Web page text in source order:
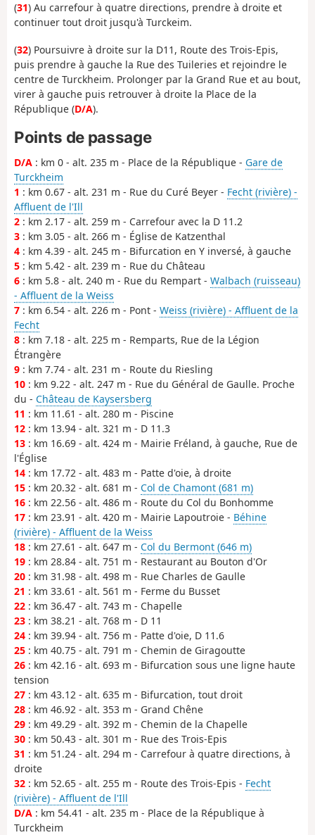
(31) Au carrefour à quatre directions, prendre à droite et
continuer tout droit jusqu'à Turckeim.
(32) Poursuivre à droite sur la D11, Route des Trois-Epis,
puis prendre à gauche la Rue des Tuileries et rejoindre le
centre de Turckheim. Prolonger par la Grand Rue et au bout,
virer à gauche puis retrouver à droite la Place de la
République (D/A).
Points de passage
D/A : km 0 - alt. 235 m - Place de la République - Gare de
Turckheim
1 : km 0.67 - alt. 231 m - Rue du Curé Beyer - Fecht (rivière) -
Affluent de l'Ill
2 : km 2.17 - alt. 259 m - Carrefour avec la D 11.2
3 : km 3.05 - alt. 266 m - Église de Katzenthal
4 : km 4.39 - alt. 245 m - Bifurcation en Y inversé, à gauche
5 : km 5.42 - alt. 239 m - Rue du Château
6 : km 5.8 - alt. 240 m - Rue du Rempart - Walbach (ruisseau)
- Affluent de la Weiss
7 : km 6.54 - alt. 226 m - Pont - Weiss (rivière) - Affluent de la
Fecht
8 : km 7.18 - alt. 225 m - Remparts, Rue de la Légion
Étrangère
9 : km 7.74 - alt. 231 m - Route du Riesling
10 : km 9.22 - alt. 247 m - Rue du Général de Gaulle. Proche
du - Château de Kaysersberg
11 : km 11.61 - alt. 280 m - Piscine
12 : km 13.94 - alt. 321 m - D 11.3
13 : km 16.69 - alt. 424 m - Mairie Fréland, à gauche, Rue de
l'Église
14 : km 17.72 - alt. 483 m - Patte d'oie, à droite
15 : km 20.32 - alt. 681 m - Col de Chamont (681 m)
16 : km 22.56 - alt. 486 m - Route du Col du Bonhomme
17 : km 23.91 - alt. 420 m - Mairie Lapoutroie - Béhine
(rivière) - Affluent de la Weiss
18 : km 27.61 - alt. 647 m - Col du Bermont (646 m)
19 : km 28.84 - alt. 751 m - Restaurant au Bouton d'Or
20 : km 31.98 - alt. 498 m - Rue Charles de Gaulle
21 : km 33.61 - alt. 561 m - Ferme du Busset
22 : km 36.47 - alt. 743 m - Chapelle
23 : km 38.21 - alt. 768 m - D 11
24 : km 39.94 - alt. 756 m - Patte d'oie, D 11.6
25 : km 40.75 - alt. 791 m - Chemin de Giragoutte
26 : km 42.16 - alt. 693 m - Bifurcation sous une ligne haute
tension
27 : km 43.12 - alt. 635 m - Bifurcation, tout droit
28 : km 46.92 - alt. 353 m - Grand Chêne
29 : km 49.29 - alt. 392 m - Chemin de la Chapelle
30 : km 50.43 - alt. 301 m - Rue des Trois-Epis
31 : km 51.24 - alt. 294 m - Carrefour à quatre directions, à
droite
32 : km 52.65 - alt. 255 m - Route des Trois-Epis - Fecht
(rivière) - Affluent de l'Ill
D/A : km 54.41 - alt. 235 m - Place de la République à
Turckheim